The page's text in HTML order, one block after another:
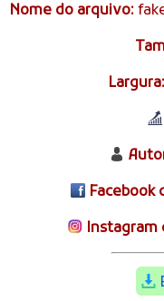
Nome do arquivo:
Largura:
Facebook
Instagram